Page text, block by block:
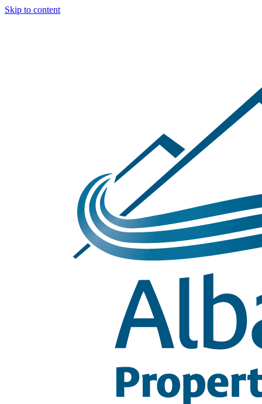
Skip to content